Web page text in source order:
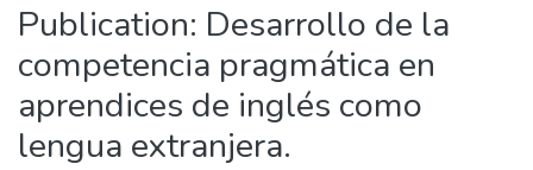
Publication: Desarrollo de la
competencia pragmática en
aprendices de inglés como
lengua extranjera.